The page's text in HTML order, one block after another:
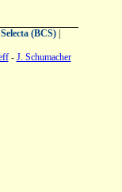
(BCS)|
- J. Schumacher